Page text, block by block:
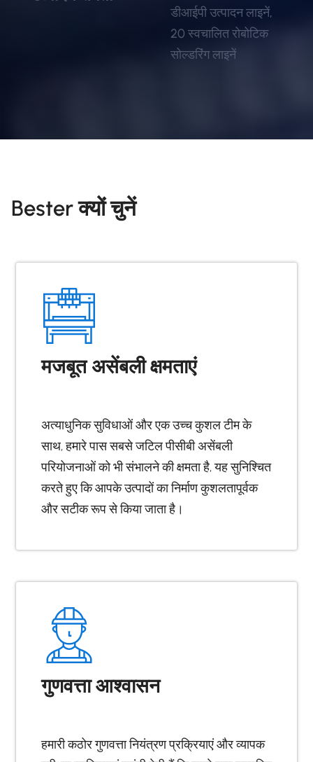
डीआईपी उत्पादन लाइनें,
20 स्वचालित रोबोटिक
सोल्डरिंग लाइनें
Bester क्यों चुनें
मजबूत असेंबली क्षमताएं
अत्याधुनिक सुविधाओं और एक उच्च कुशल टीम के
साथ, हमारे पास सबसे जटिल पीसीबी असेंबली
परियोजनाओं को भी संभालने की क्षमता है, यह सुनिश्चित
करते हुए कि आपके उत्पादों का निर्माण कुशलतापूर्वक
और सटीक रूप से किया जाता है।
गुणवत्ता आश्वासन
हमारी कठोर गुणवत्ता नियंत्रण प्रक्रियाएं और व्यापक